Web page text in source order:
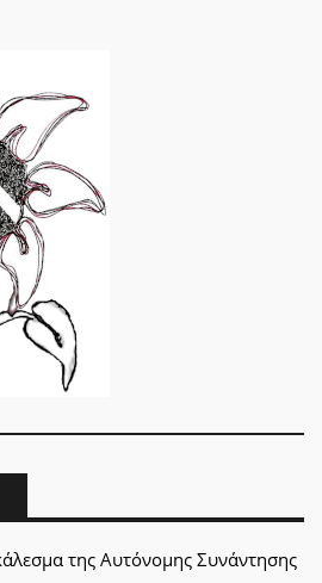
της Αυτόνομης Συνάντησης